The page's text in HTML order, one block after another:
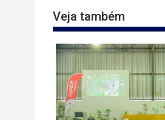
Veja também